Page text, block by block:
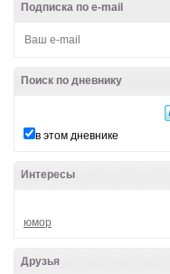
Подписка по e-mail
Поиск по дневнику
в этом дневнике
Интересы
юмор
Друзья